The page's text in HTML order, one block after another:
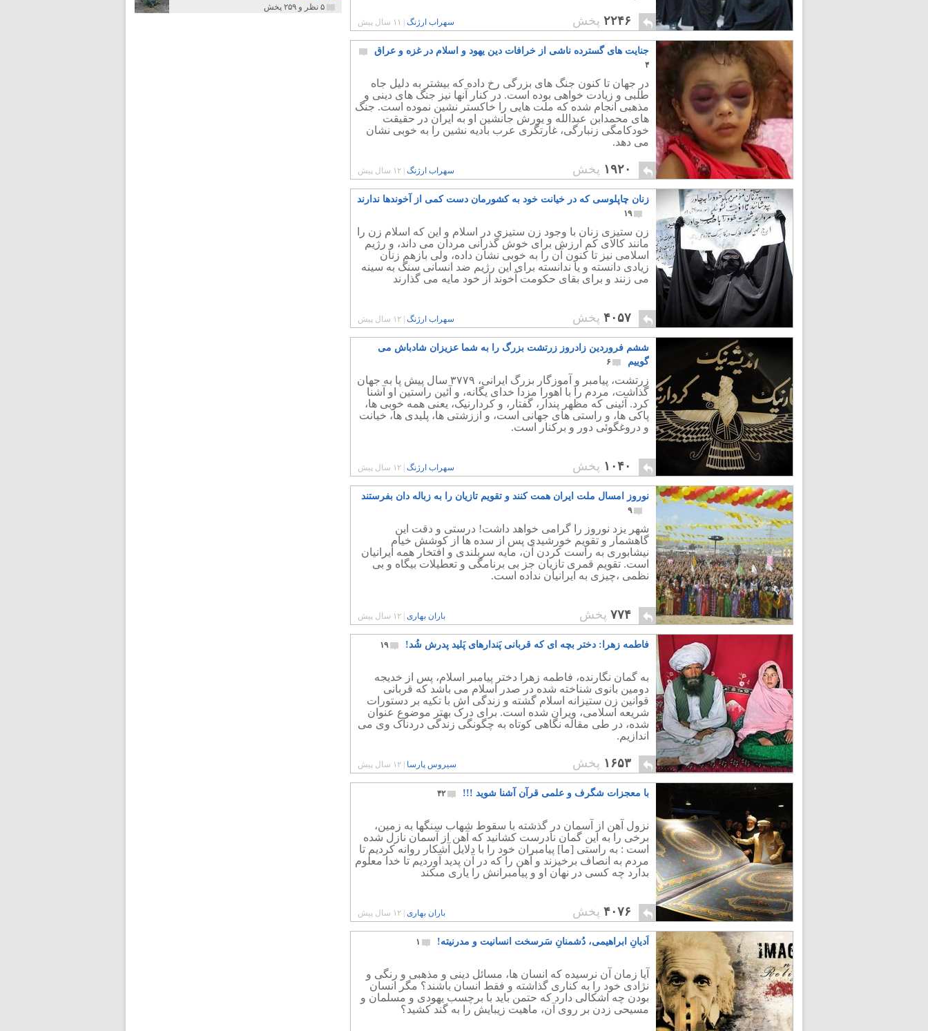
۲۲۴۶ پخش سهراب ارژنگ ۱۱ سال پیش
جنایت های گسترده ناشی از خرافات دین یهود و اسلام در غزه و عراق
۴
در جهان تا کنون جنگ های بزرگی رخ داده که بیشتر به دلیل جاه
طلبی و زیادت خواهی بوده است. در کنار آنها نیز جنگ های دینی و
مذهبی انجام شده که ملت هایی را خاکستر نشین نموده است. جنگ
های محمدابن عبدالله و یورش جانشین او به ایران در حقیقت
خودکامگی زنبارگی، غارتگری عرب بادیه نشین را به خوبی نشان
می دهد.
۱۹۲۰ پخش سهراب ارژنگ ۱۲ سال پیش
زنان چاپلوسی که در خیانت خود به کشورمان دست کمی از آخوندها ندارند
۱۹
زن ستیزی زنان با وجود زن ستیزی در اسلام و این که اسلام زن را
مانند کالای کم ارزش برای خوش گذرانی مردان می داند، و رژیم
اسلامی نیز تا کنون آن را به خوبی نشان داده، ولی بازهم زنان
زیادی دانسته و یا ندانسته برای این رژیم ضد انسانی سنگ به سینه
می زنند و برای بقای حکومت آخوند از خود مایه می گذارند
۴۰۵۷ پخش سهراب ارژنگ ۱۲ سال پیش
ششم فروردین زادروز زرتشت بزرگ را به شما عزیزان شادباش می
گوییم
۶
زرتشت، پیامبر و آموزگار بزرگ ایرانی، ۳۷۷۹ سال پیش پا به جهان
گذاشت، مردم را با اهورا مزدا خدای یگانه، و آئین راستین او آشنا
کرد. آئینی که مظهر پندار، گفتار، و کردارنیک، یعنی همه خوبی ها،
پاکی ها، و راستی های جهانی است، و اززشتی ها، پلیدی ها، خیانت
و دروغگوئی دور و برکنار است.
۱۰۴۰ پخش سهراب ارژنگ ۱۲ سال پیش
نوروز امسال ملت ایران همت کنند و تقویم تازیان را به زباله دان بفرستند
۹
شهر یزد نوروز را گرامی خواهد داشت! درستی و دقت این
گاهشمار و تقویم خورشیدی پس از سده ها از کوشش خیام
نیشابوری به راست کردن آن، مایه سربلندی و افتخار همه ایرانیان
است. تقویم قمری تازیان جز بی برنامگی و تعطیلات بیگاه و بی
نظمی ،چیزی به ایرانیان نداده است.
۷۷۴ پخش باران بهاری ۱۲ سال پیش
فاطمه زهرا: دختر بچه ای که قربانی پَندارهای پَلید پدرش شُد! ۱۹
به گمان نگارنده، فاطمه زهرا دختر پیامبر اسلام، پس از خدیجه
دومین بانوی شناخته شده در صدر اسلام می باشد که قربانی
قوانین زن ستیزانه اسلام گشته و زندگی اش با تکیه بر دستورات
شریعه اسلامی، ویران شده است. برای درک بهتر موضوع عنوان
شده، در طی مقاله نگاهی کوتاه به چگونگی زندگی دردناک وی می
اندازیم.
۱۶۵۳ پخش سیروس پارسا ۱۲ سال پیش
با معجزات شگرف و علمی قرآن آشنا شوید !!! ۴۲
نزول آهن از آسمان در گذشته با سقوط شهاب سنگها به زمین،
برخی را به این گمان نادرست کشانید که آهن از آسمان نازل شده
است : به راستى [ما] پيامبران خود را با دلايل آشكار روانه كرديم تا
مردم به انصاف برخيزند و آهن را كه در آن پديد آورديم تا خدا معلوم
بدارد چه كسى در نهان او و پيامبرانش را يارى مى‏كند
۴۰۷۶ پخش باران بهاری ۱۲ سال پیش
اَدیانِ ابراهیمی، دُشمنانِ سَرسخت انسانیت و مدرنیته! ۱
آیا زمان آن نرسیده که انسان ها، مسائل دینی و مذهبی و رنگی و
نژادی خود را به کناری گذاشته و فقط انسان باشند؟ مگر انسان
بودن چه اشکالی دارد که حتمن باید با برچسب یهودی و مسلمان و
مسیحی زدن بر روی آن، ماهیت زیبایش را به گند کشید؟
۵ نظر و ۲۵۹ پخش